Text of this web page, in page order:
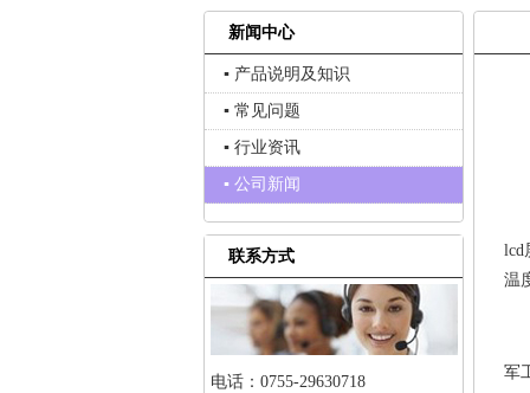
lcd
温
军
新闻中心
▪ 产品说明及知识
▪ 常见问题
▪ 行业资讯
▪ 公司新闻
联系方式
电话：0755-29630718